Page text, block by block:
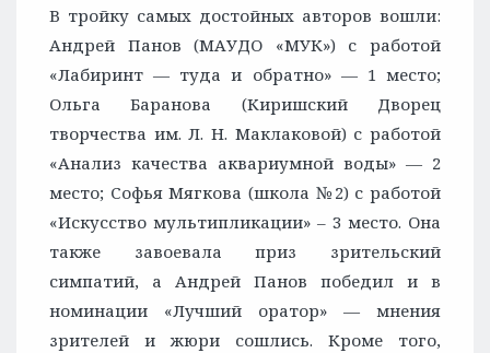
В тройку самых достойных авторов вошли:
Андрей Панов (МАУДО «МУК») с работой
«Лабиринт — туда и обратно» — 1 место;
Ольга Баранова (Киришский Дворец
творчества им. Л. Н. Маклаковой) с работой
«Анализ качества аквариумной воды» — 2
место; Софья Мягкова (школа №2) с работой
«Искусство мультипликации» – 3 место. Она
также завоевала приз зрительский
симпатий, а Андрей Панов победил и в
номинации «Лучший оратор» — мнения
зрителей и жюри сошлись. Кроме того,